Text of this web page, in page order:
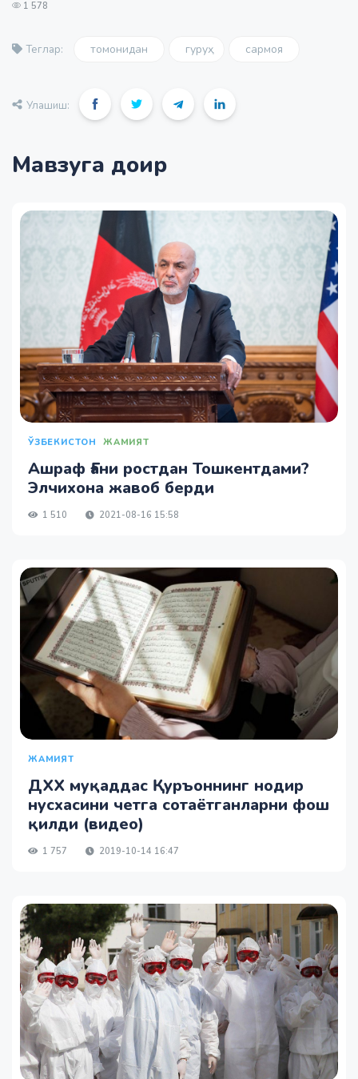
1 578
Теглар: томонидан гуруҳ сармоя
Улашиш:
Мавзуга доир
ЎЗБЕКИСТОН ЖАМИЯТ
Ашраф Ғани ростдан Тошкентдами?
Элчихона жавоб берди
1 510 2021-08-16 15:58
ЖАМИЯТ
ДХХ муқаддас Қуръоннинг нодир
нусхасини четга сотаётганларни фош
қилди (видео)
1 757 2019-10-14 16:47